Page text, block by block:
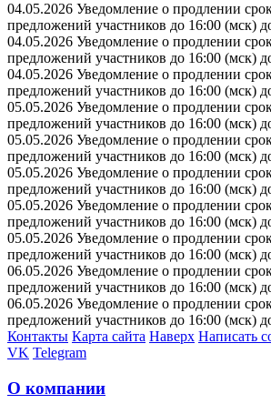
04.05.2026 Уведомление о продлении
предложений участников до 16:00 (мск)
04.05.2026 Уведомление о продлении
предложений участников до 16:00 (мск)
04.05.2026 Уведомление о продлении
предложений участников до 16:00 (мск)
05.05.2026 Уведомление о продлении
предложений участников до 16:00 (мск)
05.05.2026 Уведомление о продлении
предложений участников до 16:00 (мск)
05.05.2026 Уведомление о продлении
предложений участников до 16:00 (мск)
05.05.2026 Уведомление о продлении
предложений участников до 16:00 (мск)
05.05.2026 Уведомление о продлении
предложений участников до 16:00 (мск)
06.05.2026 Уведомление о продлении
предложений участников до 16:00 (мск)
06.05.2026 Уведомление о продлении
предложений участников до 16:00 (мск)
Контакты Карта сайта Наверх Написать
VK Telegram
О компании